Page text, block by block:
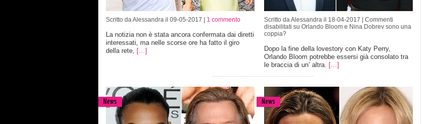
Scritto da Alessandra il 09-05-2017 | 1 commento
La notizia non è stata ancora confermata dai diretti
interessati, ma nelle scorse ore ha fatto il giro
della rete, […]
Scritto da Alessandra il 18-04-2017 | Commenti
disabilitati su Orlando Bloom e Nina Dobrev sono una
coppia?
Dopo la fine della lovestory con Katy Perry,
Orlando Bloom potrebbe essersi già consolato tra
le braccia di un’ altra. […]
News News